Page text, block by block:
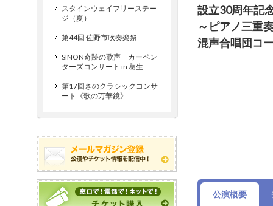
設立30周年記
～ピアノ三重
混声合唱団コ
公演概要
スタインウェイフリーステー
ジ（夏）
第44回 佐野市吹奏楽祭
SINON奇跡の歌声 カーペン
ターズコンサート in 葛生
第17回さのクラシックコンサ
ート《歌の万華鏡》